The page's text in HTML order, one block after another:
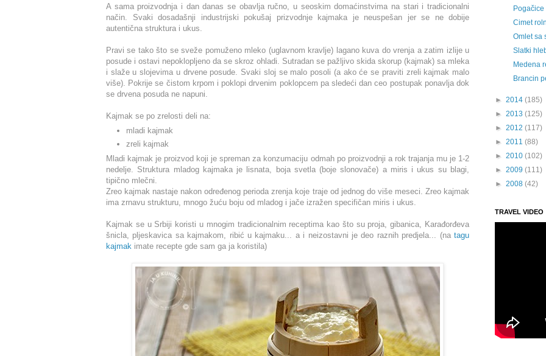
A sama proizvodnja i dan danas se obavlja ručno, u seoskim domaćinstvima na stari i tradicionalni
način. Svaki dosadašnji industrijski pokušaj prizvodnje kajmaka je neuspešan jer se ne dobije
autentična struktura i ukus.
Pravi se tako što se sveže pomuženo mleko (uglavnom kravlje) lagano kuva do vrenja a zatim izlije u
posude i ostavi nepoklopljeno da se skroz ohladi. Sutradan se pažljivo skida skorup (kajmak) sa mleka
i slaže u slojevima u drvene posude. Svaki sloj se malo posoli (a ako će se praviti zreli kajmak malo
više). Pokrije se čistom krpom i poklopi drvenim poklopcem pa sledeći dan ceo postupak ponavlja dok
se drvena posuda ne napuni.
Kajmak se po zrelosti deli na:
mladi kajmak
zreli kajmak
Mladi kajmak je proizvod koji je spreman za konzumaciju odmah po proizvodnji a rok trajanja mu je 1-2
nedelje. Struktura mladog kajmaka je lisnata, boja svetla (boje slonovače) a miris i ukus su blagi,
tipično mlečni.
Zreo kajmak nastaje nakon određenog perioda zrenja koje traje od jednog do više meseci. Zreo kajmak
ima zrnavu strukturu, mnogo žuću boju od mladog i jače izražen specifičan miris i ukus.
Kajmak se u Srbiji koristi u mnogim tradicionalnim receptima kao što su proja, gibanica, Karađorđeva
šnicla, pljeskavica sa kajmakom, ribić u kajmaku... a i neizostavni je deo raznih predjela... (na tagu
kajmak imate recepte gde sam ga ja koristila)
Cimet
Omlet sa
Slatki
Medena
Brancin
► 2014 (185)
► 2013 (125)
► 2012 (117)
► 2011 (88)
► 2010 (102)
► 2009 (111)
► 2008 (42)
TRAVEL VIDEO